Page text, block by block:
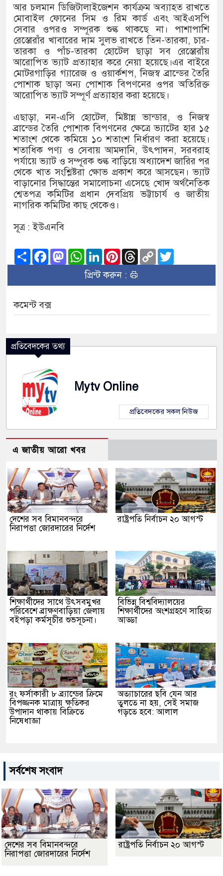
খিলক্ষেত থানা বিএনপির যুগ্ম
দেশের ৬ অঞ্চলে ঝড়ের আভাস
সার্ককে আরও গতিশীল করতে চায়
প্রেমের সম্পর্ক ছিন্ন না করায় মা-
প্রধানমন্ত্রীর সঙ্গে নবনিযুক্ত
হামের উপসর্গে আরও ৬ প্রাণহানি,
অবশেষে পদত্যাগ করলেন ভারতের
জামায়াত ফেরেশতাদের দল নয়,
আর চলমান ডিজিটালাইজেশন কার্যক্রম অব্যাহত রাখতে
মোবাইল ফোনের সিম ও রিম কার্ড এবং আইএসপি
সেবার ওপরও সম্পূরক শুল্ক থাকছে না। পাশাপাশি
রেস্তোরাঁর খাবারের দাম সুলভ রাখতে তিন-তারকা, চার-
তারকা ও পাঁচ-তারকা হোটেল ছাড়া সব রেস্তোরাঁয়
আরোপিত ভ্যাট প্রত্যাহার করে নেয়া হয়েছে।এর বাইরে
মোটরগাড়ির গ্যারেজ ও ওয়ার্কশপ, নিজস্ব ব্রান্ডের তৈরি
পোশাক ছাড়া অন্য পোশাক বিপণনের ওপর অতিরিক্ত
আরোপিত ভ্যাট সম্পূর্ণ প্রত্যাহার করা হয়েছে।
এছাড়া, নন-এসি হোটেল, মিষ্টান্ন ভান্ডার, ও নিজস্ব
ব্রান্ডের তৈরি পোশাক বিপণনের ক্ষেত্রে ভ্যাটের হার ১৫
শতাংশ থেকে কমিয়ে ১০ শতাংশ নির্ধারণ করা হয়েছে।
শতাধিক পণ্য ও সেবায় আমদানি, উৎপাদন, সরবরাহ
পর্যায়ে ভ্যাট ও সম্পূরক শুল্ক বাড়িয়ে অধ্যাদেশ জারির পর
থেকে খাত সংশ্লিষ্টরা ক্ষোভ প্রকাশ করে আসছেন। ভ্যাট
বাড়ানোর সিদ্ধান্তের সমালোচনা এসেছে খোদ অর্থনৈতিক
শ্বেতপত্র কমিটির প্রধান দেবপ্রিয় ভট্টাচার্য ও জাতীয়
নাগরিক কমিটির কাছ থেকেও।
সূত্র : ইউএনবি
ShareFacebook
Mastodon
WhatsApp
LinkedInPinterest
Threads
Copy
Link
প্রিন্ট করুন :
কমেন্ট বক্স
প্রতিবেদকের তথ্য
Mytv Online
প্রতিবেদকের সকল নিউজ
এ জাতীয় আরো খবর
দেশের সব বিমানবন্দরে
নিরাপত্তা জোরদারের নির্দেশ
রাষ্ট্রপতি নির্বাচন ২০ আগস্ট
শিক্ষার্থীদের সাথে উৎসবমুখর
পরিবেশে ব্রাক্ষণবাড়িয়া জেলায়
বইপড়া কর্মসূচীর শুভসূচনা।
বিভিন্ন বিশ্ববিদ্যালয়ের
শিক্ষার্থীদের অংশগ্রহণে সাহিত্য
আড্ডা
রং ফর্সাকারী ৮ ব্র্যান্ডের ক্রিমে
বিপজ্জনক মাত্রায় ক্ষতিকর
উপাদান থাকায় বিক্রিতে
নিষেধাজ্ঞা
অত্যাচারের ছবি যেন আর
তুলতে না হয়, সেই সমাজ
গড়তে হবে: আলাল
সর্বশেষ সংবাদ
দেশের সব বিমানবন্দরে
নিরাপত্তা জোরদারের নির্দেশ
রাষ্ট্রপতি নির্বাচন ২০ আগস্ট